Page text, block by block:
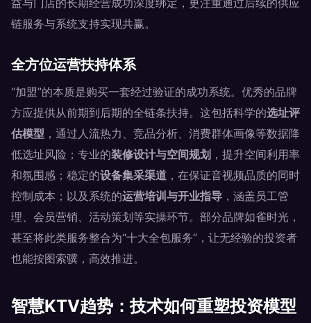
益与门店的长期经营成功深度绑定，更注重通过后续的供应
链服务与系统支持实现共赢。
全方位运营扶持体系
“加盟”的本质是购买一套经过验证的成功系统。优秀的品牌
方应提供从前期到后期的全链条扶持。这包括科学的选址评
估模型 ，通过人流热力、竞品分析、消费群体画像等数据降
低选址风险；专业的装修设计与空间规划 ，提升空间利用率
和氛围感；稳定的设备集采渠道 ，在保证音视频品质的同时
控制成本；以及系统的运营培训与开业指导 ，涵盖员工管
理、会员营销、活动策划等实操环节。部分品牌如雀时光，
甚至将此类服务整合为“十大全包服务”，让无经验的投资者
也能按图索骥，高效推进。
智慧KTV趋势：技术如何重塑投资模型